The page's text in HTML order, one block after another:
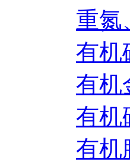
重氮
有机
有机
有机
有机